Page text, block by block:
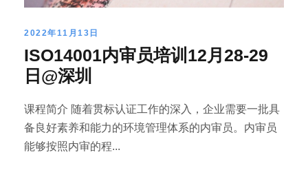
2022年11月13日
ISO14001内审员培训12月28-29
日@深圳
课程简介 随着贯标认证工作的深入，企业需要一批具
备良好素养和能力的环境管理体系的内审员。内审员
能够按照内审的程...